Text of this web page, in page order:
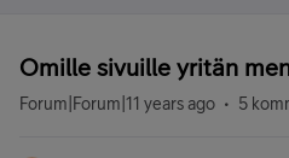
Omille sivuille yritän
Forum|Forum|11 years ago 5